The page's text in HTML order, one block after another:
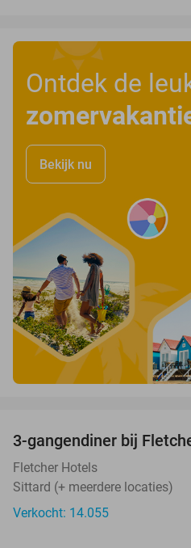
Ontdek de
Bekijk nu
3-gangendiner bij
Fletcher Hotels
Sittard (+ meerdere locaties)
Verkocht: 14.055